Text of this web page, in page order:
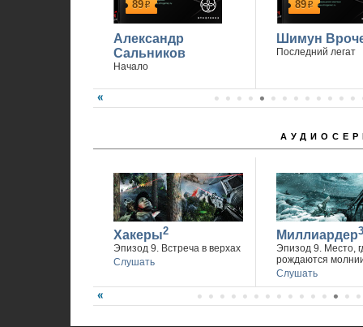
89р
Александр
Сальников
Начало
89р
Шимун
Последний легат
Хакеры2
Эпизод 9. Встреча в верхах
Слушать
Миллиардер3
Эпизод 9. Место,
рождаются
Слушать